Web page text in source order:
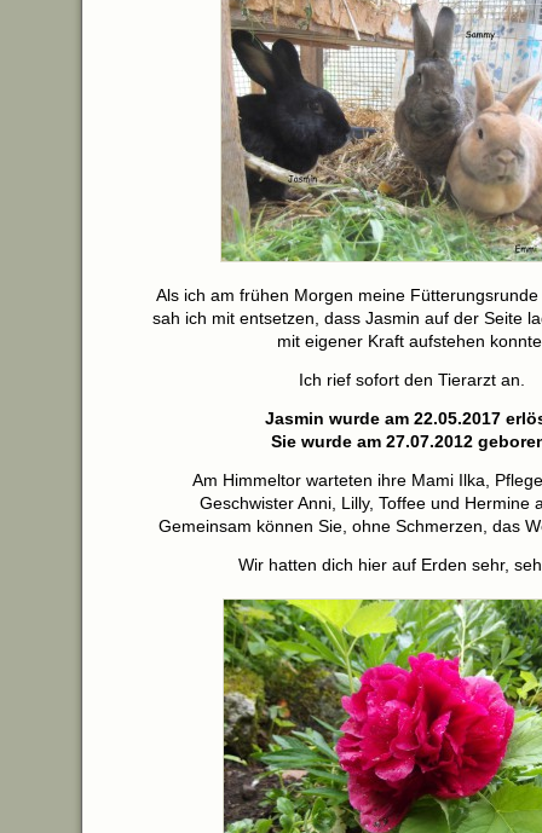
Als ich am frühen Morgen meine
sah ich mit entsetzen, dass Jasmin auf der Seite
mit eigener Kraft aufstehen
Ich rief sofort den Tierarzt an.
Jasmin wurde am 22.05.2017
Sie wurde am 27.07.2012
Am Himmeltor warteten ihre Mami Ilka,
Geschwister Anni, Lilly, Toffee und Hermine
Gemeinsam können Sie, ohne Schmerzen, das
Wir hatten dich hier auf Erden sehr,